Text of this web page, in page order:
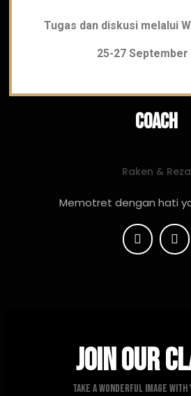
Tugas dan diskusi melalui
25-27 September
Coach
Raken & Reza
Memotret dengan hati
Join Our
Take A Wonderful Image with